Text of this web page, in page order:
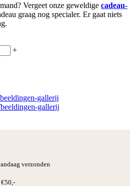
Vergeet onze geweldige cadeau-
graag nog specialer. Er gaat niets
+
gallerij
gallerij
verzonden